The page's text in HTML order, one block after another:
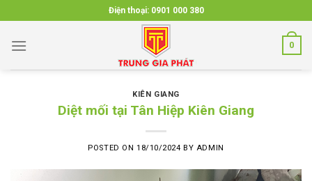
to
content
Điện thoại: 0901 000 380
0
KIÊN GIANG
Diệt mối tại Tân Hiệp Kiên Giang
POSTED ON 18/10/2024 BY ADMIN